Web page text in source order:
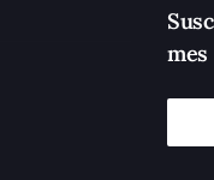
mes